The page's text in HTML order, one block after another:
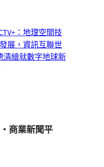
：地理空間技
展，資訊互聯世
清繪就數字地球新
商業新聞平